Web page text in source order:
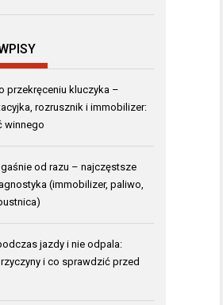
przekręceniu kluczyka –
rozrusznik i immobilizer:
winnego
od razu – najczęstsze
(immobilizer, paliwo,
jazdy i nie odpala:
i co sprawdzić przed